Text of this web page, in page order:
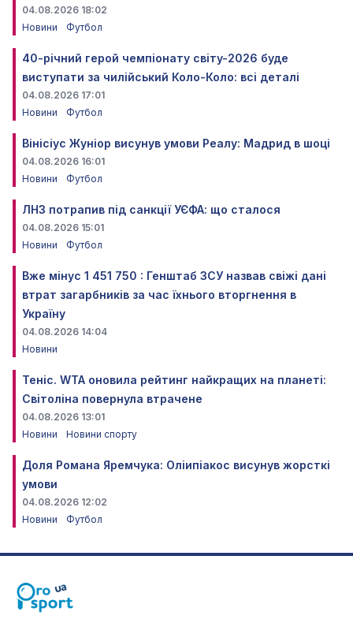
04.08.2026 18:02
Новини
Футбол
40-річний герой чемпіонату світу-2026 буде
виступати за чилійський Коло-Коло: всі деталі
04.08.2026 17:01
Новини
Футбол
Вінісіус Жуніор висунув умови Реалу: Мадрид в шоці
04.08.2026 16:01
Новини
Футбол
ЛНЗ потрапив під санкції УЄФА: що сталося
04.08.2026 15:01
Новини
Футбол
Вже мінус 1 451 750 : Генштаб ЗСУ назвав свіжі дані
втрат загарбників за час їхнього вторгнення в
Україну
04.08.2026 14:04
Новини
Теніс. WTA оновила рейтинг найкращих на планеті:
Світоліна повернула втрачене
04.08.2026 13:01
Новини
Новини спорту
Доля Романа Яремчука: Оліипіакос висунув жорсткі
умови
04.08.2026 12:02
Новини
Футбол